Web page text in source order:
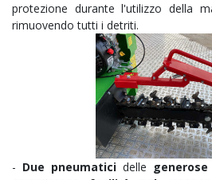
protezione durante l'utilizzo della
rimuovendo tutti i detriti.
- Due pneumatici delle